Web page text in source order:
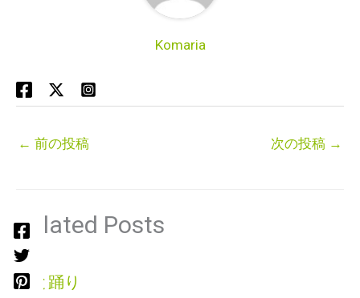
Komaria
← 前の投稿 次の投稿 →
Related Posts
唄と踊り